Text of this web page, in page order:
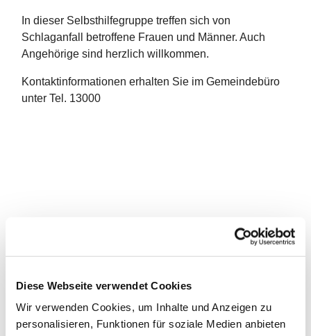
Diese Webseite verwendet Cookies
Wir verwenden Cookies, um Inhalte und Anzeigen zu
personalisieren, Funktionen für soziale Medien anbieten
In dieser Selbsthilfegruppe treffen sich von
Schlaganfall betroffene Frauen und Männer. Auch
Angehörige sind herzlich willkommen.
Kontaktinformationen erhalten Sie im Gemeindebüro
unter Tel. 13000